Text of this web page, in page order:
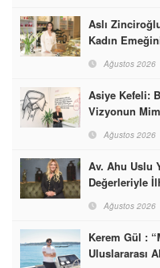
Aslı
Kadın
Ağustos 2026
Asiye Kefeli:
Vizyonun
Ağustos 2026
Av. Ahu Uslu
Değerleriyle
Ağustos 2026
Kerem Gül :
Uluslararası